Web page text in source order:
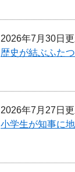
2026年7月30日
歴史が結ぶふた
2026年7月27日
小学生が知事に